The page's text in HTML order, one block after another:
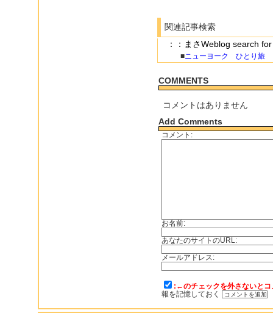
関連記事検索
：：まさWeblog search
■ニューヨーク ひとり旅
COMMENTS
コメントはありません
Add Comments
コメント:
お名前:
あなたのサイトのURL:
メールアドレス:
:←のチェックを外さないと
報を記憶しておく